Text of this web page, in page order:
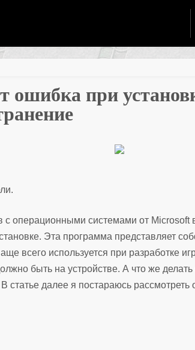
ошибка при
с операционными системами от Microsoft
Эта программа представляет
всего используется при разработке
быть на устройстве. А что же
статье далее я постараюсь